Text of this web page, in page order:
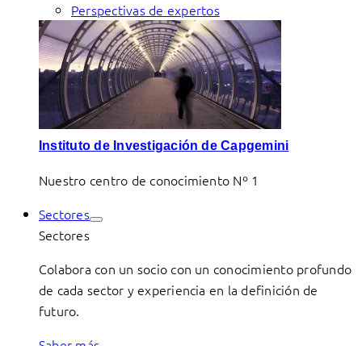
Perspectivas de expertos
Instituto de Investigación de Capgemini
Nuestro centro de conocimiento Nº 1
Sectores
Sectores
Colabora con un socio con un conocimiento profundo
de cada sector y experiencia en la definición de
futuro.